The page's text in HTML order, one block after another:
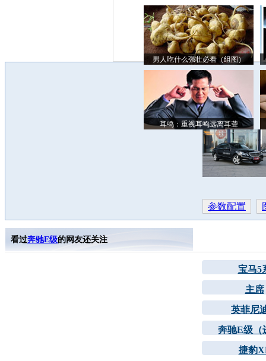
男人吃什么强壮必看（组图）
耳鸣：重视耳鸣远离耳聋
参数配置
看过奔驰E级的网友还关注
宝马5
主席
英菲尼
奔驰E级（
捷豹